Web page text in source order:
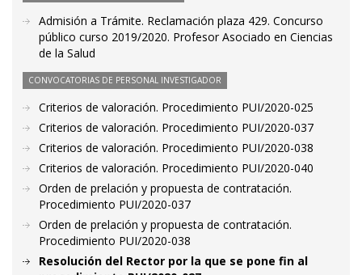
Admisión a Trámite. Reclamación plaza 429. Concurso
público curso 2019/2020. Profesor Asociado en Ciencias
de la Salud
CONVOCATORIAS DE PERSONAL INVESTIGADOR
Criterios de valoración. Procedimiento PUI/2020-025
Criterios de valoración. Procedimiento PUI/2020-037
Criterios de valoración. Procedimiento PUI/2020-038
Criterios de valoración. Procedimiento PUI/2020-040
Orden de prelación y propuesta de contratación.
Procedimiento PUI/2020-037
Orden de prelación y propuesta de contratación.
Procedimiento PUI/2020-038
Resolución del Rector por la que se pone fin al